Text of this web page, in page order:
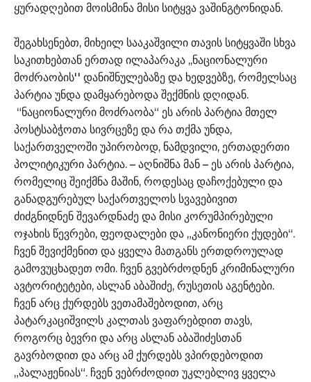
ყურადღებით მოისმინა მისი სიტყვა ვაშინგტონიდან.
შეგახსენებთ, მიხეილ სააკაშვილი თავის სიტყვაში სხვა
საკითხებთან ერთად ილაპარაკა ,,ნაციონალური
მოძრაობის'' დანიშნულებაზე და ხედვებზე, რომელსაც
პარტია უნდა დამყარებოდა შექმნის დღიდან.
“ნაციონალური მოძრაობა“ ეს არის პარტია მთელ
პოსტსაბჭოთა სივრცეზე და რა თქმა უნდა,
საქართველოში უპირობოდ, ნამდვილი, ერთადერთი
პოლიტიკური პარტია. – აღნიშნა მან – ეს არის პარტია,
რომელიც შეიქმნა მაშინ, როდესაც დაჩოქებული და
განადგურებულ საქართველოს სვავებივით
ძიძგნიდნენ შევარდნაძე და მისი კორუმპირებული
ოჯახის წევრები, ფეოდალები და „კანონიერი ქუდები“.
ჩვენ შევიქმენით და ყველა მათგანს ერთდროულად
გამოვუცხადეთ ომი. ჩვენ გვებრძოდნენ კრიმინალური
ავტორიტეტები, ასლან აბაშიძე, რუსეთის აგენტები.
ჩვენ არც ქურდებს ვეთამაშებოდით, არც
პატარკაციშვილს კალთას ვაფარებდით თავს,
როგორც ბევრი და არც ასლან აბაშიძესთან
გავრბოდით და არც ამ ქურდებს ვპირდებოდით
„პალაჟენიას“. ჩვენ ვებრძოდით უკლებლივ ყველა